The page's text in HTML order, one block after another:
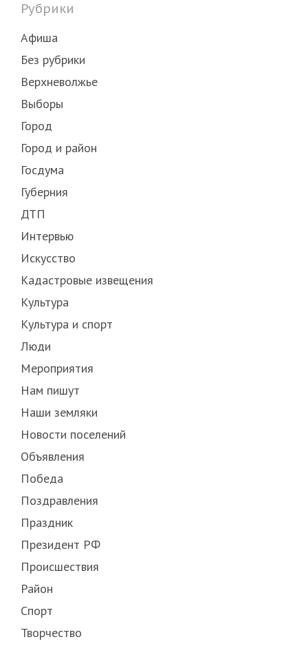
Рубрики
Афиша
Без рубрики
Верхневолжье
Выборы
Город
Город и район
Госдума
Губерния
ДТП
Интервью
Искусство
Кадастровые извещения
Культура
Культура и спорт
Люди
Мероприятия
Нам пишут
Наши земляки
Новости поселений
Объявления
Победа
Поздравления
Праздник
Президент РФ
Происшествия
Район
Спорт
Творчество